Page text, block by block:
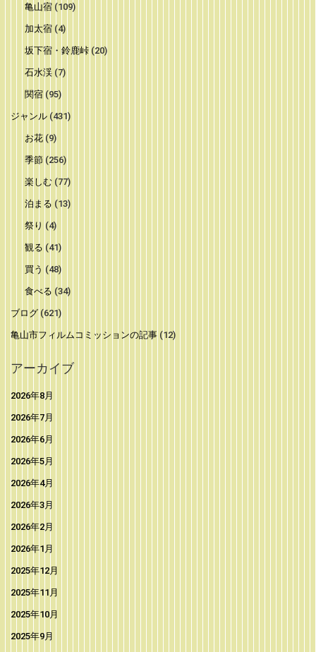
亀山宿(109)
加太宿(4)
坂下宿・鈴鹿峠(20)
石水渓(7)
関宿(95)
ジャンル (431)
お花(9)
季節 (256)
楽しむ (77)
泊まる (13)
祭り (4)
観る (41)
買う (48)
食べる (34)
ブログ (621)
亀山市フィルムコミッションの記事 (12)
アーカイブ
2026年8月
2026年7月
2026年6月
2026年5月
2026年4月
2026年3月
2026年2月
2026年1月
2025年12月
2025年11月
2025年10月
2025年9月